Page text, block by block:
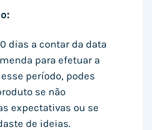
dias a contar da data
para efetuar a
período, podes
se não
expectativas ou se
de ideias.